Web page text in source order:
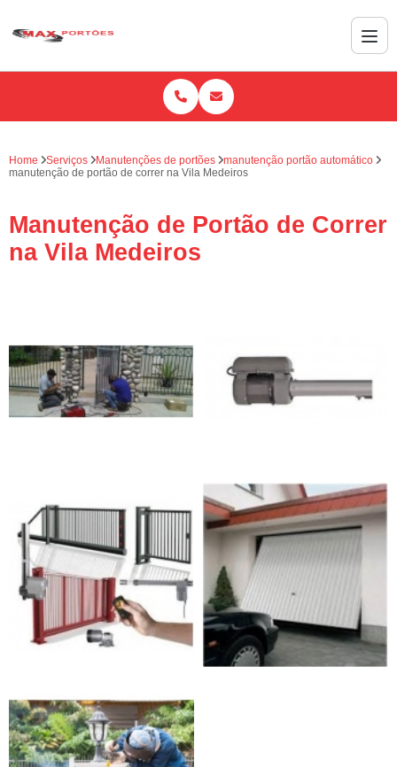
Home Serviços Manutenções de portões
manutenção portão automático
manutenção de portão de correr na Vila Medeiros
Manutenção de Portão de Correr
na Vila Medeiros